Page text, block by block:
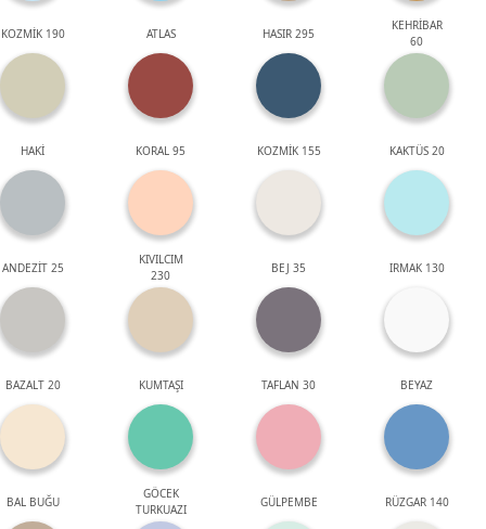
KOZMİK 190 ATLAS HASIR 295
KEHRİBAR
60
HAKİ KORAL 95 KOZMİK 155 KAKTÜS 20
ANDEZİT 25
KIVILCIM
230
BEJ 35 IRMAK 130
BAZALT 20 KUMTAŞI TAFLAN 30 BEYAZ
BAL BUĞU
GÖCEK
TURKUAZI
GÜLPEMBE RÜZGAR 140